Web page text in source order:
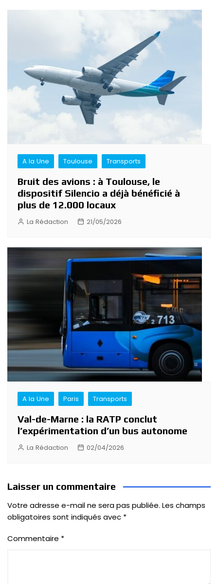
A la Une Toulouse Transports
Bruit des avions : à Toulouse, le
dispositif Silencio a déjà bénéficié à
plus de 12.000 locaux
La Rédaction 21/05/2026
A la Une Paris Transports
Val-de-Marne : la RATP conclut
l’expérimentation d’un bus autonome
La Rédaction 02/04/2026
Laisser un commentaire
Votre adresse e-mail ne sera pas publiée. Les champs
obligatoires sont indiqués avec *
Commentaire *